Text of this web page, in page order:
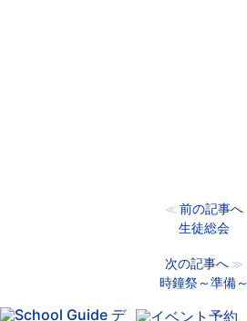
≪ 前の記事へ
生徒総会
次の記事へ ≫
時鐘祭～準備～